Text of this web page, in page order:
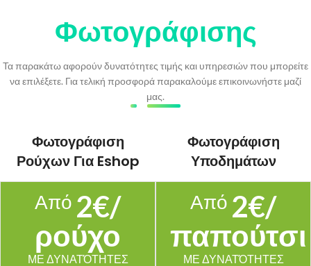
Φωτογράφισης
Τα παρακάτω αφορούν δυνατότητες τιμής και υπηρεσιών που μπορείτε
να επιλέξετε. Για τελική προσφορά παρακαλούμε επικοινωνήστε μαζί
μας.
Φωτογράφιση
Ρούχων Για Eshop
Από 2€/
ρούχο
ΜΕ ΔΥΝΑΤΌΤΗΤΕΣ
Φωτογράφιση
Υποδημάτων
Από 2€/
παπούτσι
ΜΕ ΔΥΝΑΤΌΤΗΤΕΣ